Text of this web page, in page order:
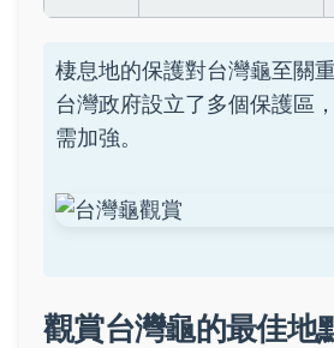
棲息地的保護對台灣龜至關
台灣政府設立了多個保護區
需加強。
觀賞台灣龜的最佳地